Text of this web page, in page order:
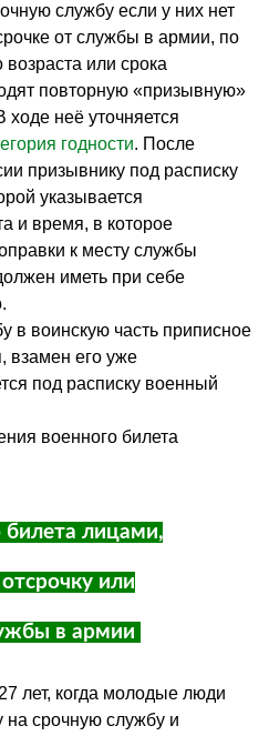
службу еcли у них нет
от службы в армии, по
возраста или срока
повторную «призывную»
ходе неё уточняется
годности. После
призывнику под расписку
указывается
и время, в которое
к месту службы
иметь при себе
в воинскую часть приписное
взамен его уже
под расписку военный
военного билета
билета лицами,
или
в армии
лет, когда молодые люди
срочную службу и